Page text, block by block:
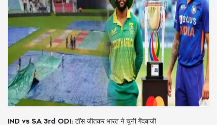
IND vs SA 3rd ODI: टॉस जीतकर भारत ने चुनी गेंदबाजी